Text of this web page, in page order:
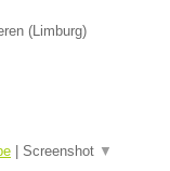
( Limburg)
Screenshot ▼